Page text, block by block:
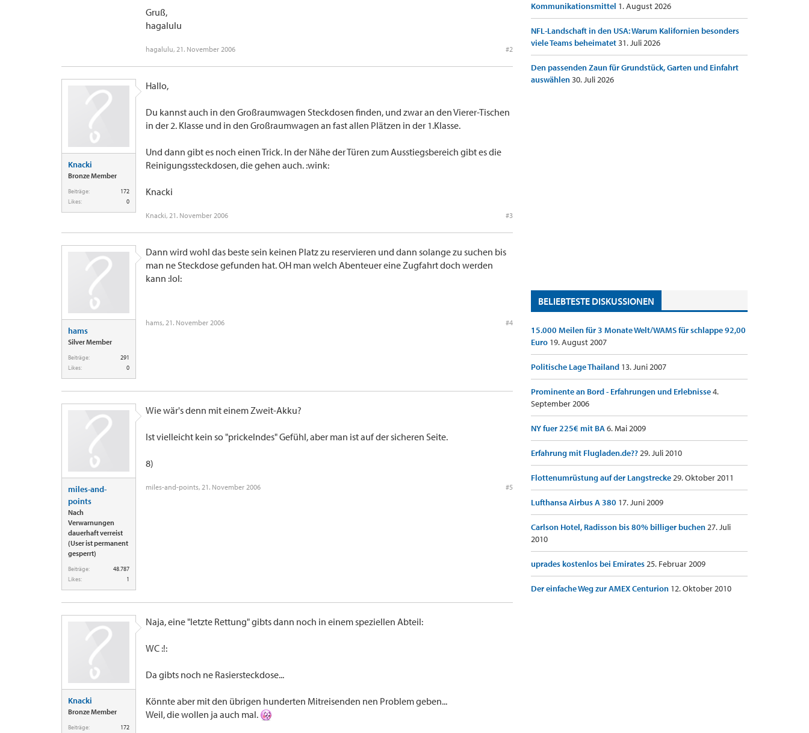
Gruß,
hagalulu
hagalulu, 21. November 2006 #2
Knacki
Bronze Member
Beiträge:
172
Likes:
0
Hallo,
Du kannst auch in den Großraumwagen Steckdosen finden, und zwar an den Vierer-Tischen
in der 2. Klasse und in den Großraumwagen an fast allen Plätzen in der 1.Klasse.
Und dann gibt es noch einen Trick. In der Nähe der Türen zum Ausstiegsbereich gibt es die
Reinigungssteckdosen, die gehen auch. :wink:
Knacki
Knacki, 21. November 2006 #3
hams
Silver Member
Beiträge:
291
Likes:
0
Dann wird wohl das beste sein keinen Platz zu reservieren und dann solange zu suchen bis
man ne Steckdose gefunden hat. OH man welch Abenteuer eine Zugfahrt doch werden
kann :lol:
hams, 21. November 2006 #4
miles-and-
points
Nach
Verwarnungen
dauerhaft verreist
(User ist permanent
gesperrt)
Beiträge:
48.787
Likes:
1
Wie wär's denn mit einem Zweit-Akku?
Ist vielleicht kein so "prickelndes" Gefühl, aber man ist auf der sicheren Seite.
8)
miles-and-points, 21. November 2006 #5
Knacki
Bronze Member
Beiträge:
172
Naja, eine "letzte Rettung" gibts dann noch in einem speziellen Abteil:
WC :!:
Da gibts noch ne Rasiersteckdose...
Könnte aber mit den übrigen hunderten Mitreisenden nen Problem geben...
Weil, die wollen ja auch mal.
Kommunikationsmittel 1. August 2026
NFL-Landschaft in den USA: Warum Kalifornien besonders
viele Teams beheimatet31. Juli 2026
Den passenden Zaun für Grundstück, Garten und Einfahrt
auswählen30. Juli 2026
BELIEBTESTE DISKUSSIONEN
15.000 Meilen für 3 Monate Welt/WAMS für schlappe 92,00
Euro 19. August 2007
Politische Lage Thailand 13. Juni 2007
Prominente an Bord - Erfahrungen und Erlebnisse4.
September 2006
NY fuer 225€ mit BA6. Mai 2009
Erfahrung mit Flugladen.de??29. Juli 2010
Flottenumrüstung auf der Langstrecke29. Oktober 2011
Lufthansa Airbus A 380 17. Juni 2009
Carlson Hotel, Radisson bis 80% billiger buchen27. Juli
2010
uprades kostenlos bei Emirates25. Februar 2009
Der einfache Weg zur AMEX Centurion 12. Oktober 2010